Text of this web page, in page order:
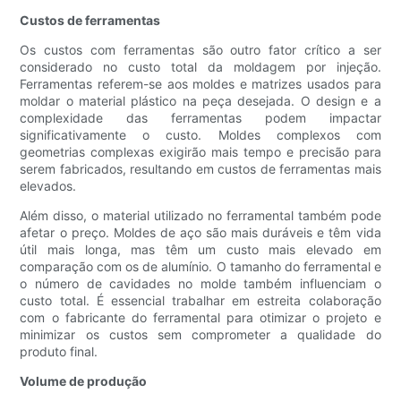
Custos de ferramentas
Os custos com ferramentas são outro fator crítico a ser
considerado no custo total da moldagem por injeção.
Ferramentas referem-se aos moldes e matrizes usados ​​para
moldar o material plástico na peça desejada. O design e a
complexidade das ferramentas podem impactar
significativamente o custo. Moldes complexos com
geometrias complexas exigirão mais tempo e precisão para
serem fabricados, resultando em custos de ferramentas mais
elevados.
Além disso, o material utilizado no ferramental também pode
afetar o preço. Moldes de aço são mais duráveis ​​e têm vida
útil mais longa, mas têm um custo mais elevado em
comparação com os de alumínio. O tamanho do ferramental e
o número de cavidades no molde também influenciam o
custo total. É essencial trabalhar em estreita colaboração
com o fabricante do ferramental para otimizar o projeto e
minimizar os custos sem comprometer a qualidade do
produto final.
Volume de produção